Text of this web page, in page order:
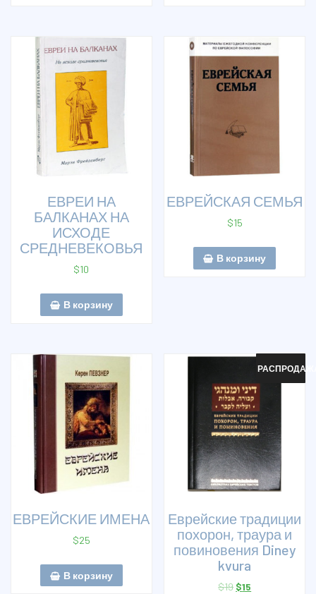
ЕВРЕИ НА
БАЛКАНАХ НА
ИСХОДЕ
СРЕДНЕВЕКОВЬЯ
$10
В корзину
ЕВРЕЙСКАЯ СЕМЬЯ
$15
В корзину
ЕВРЕЙСКИЕ ИМЕНА
$25
В корзину
Еврейские традиции
похорон, траура и
повиновения Diney
kvura
$19 $15